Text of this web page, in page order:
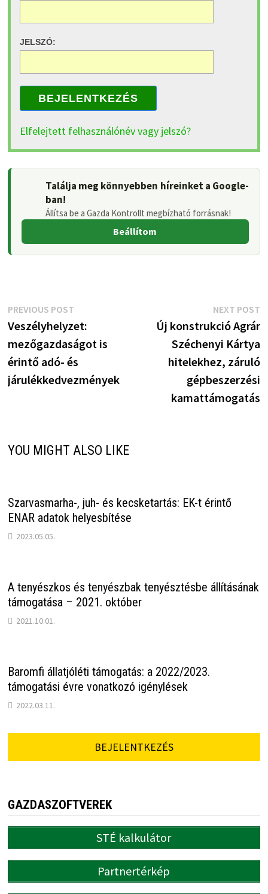
JELSZÓ:
BEJELENTKEZÉS
Elfelejtett felhasználónév vagy jelszó?
Találja meg könnyebben híreinket a Google-
ban!
Állítsa be a Gazda Kontrollt megbízható forrásnak!
Beállítom
Bejegyzés
navigáció
PREVIOUS POSTPrevious
post:
Veszélyhelyzet:
mezőgazdaságot is
érintő adó- és
járulékkedvezmények
NEXT POST
Új konstrukció Agrár
Széchenyi Kártya
hitelekhez, záruló
gépbeszerzési
kamattámogatás
YOU MIGHT ALSO LIKE
Szarvasmarha-, juh- és kecsketartás: EK-t érintő
ENAR adatok helyesbítése
2023.05.05.
A tenyészkos és tenyészbak tenyésztésbe állításának
támogatása – 2021. október
2021.10.01.
Baromfi állatjóléti támogatás: a 2022/2023.
támogatási évre vonatkozó igénylések
2022.03.11.
BEJELENTKEZÉS
GAZDASZOFTVEREK
STÉ kalkulátor
Partnertérkép